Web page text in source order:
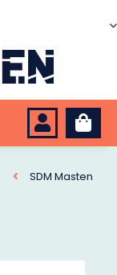
SDM Masten